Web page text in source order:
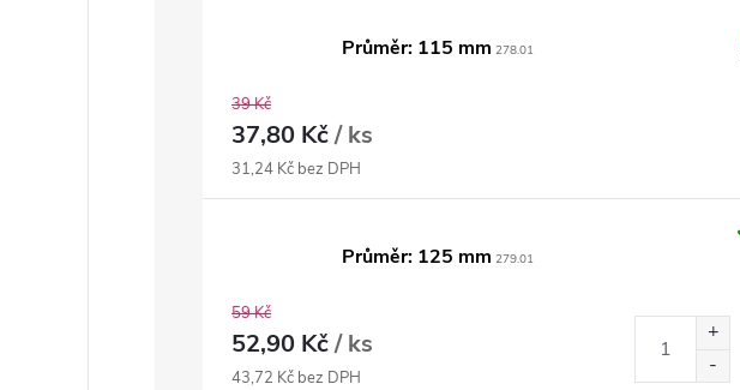
Průměr: 115 mm 278.01
39 Kč
37,80 Kč/ ks
31,24 Kč bez DPH
Průměr: 125 mm 279.01
59 Kč
52,90 Kč/ ks
43,72 Kč bez DPH